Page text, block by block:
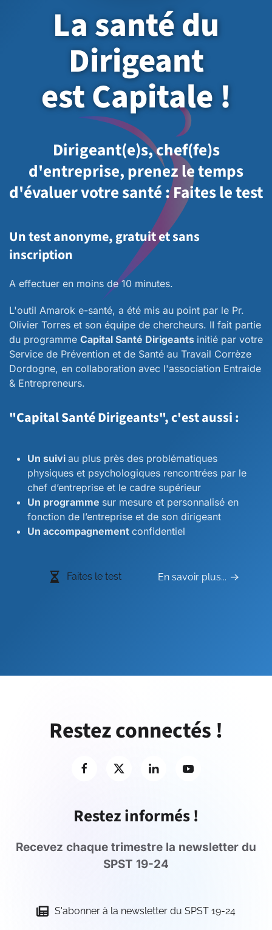
La santé du
Dirigeant
est Capitale !
Dirigeant(e)s, chef(fe)s
d'entreprise, prenez le temps
d'évaluer votre santé : Faites le test
Un test anonyme, gratuit et sans
inscription
A effectuer en moins de 10 minutes.
L'outil Amarok e-santé, a été mis au point par le Pr.
Olivier Torres et son équipe de chercheurs. II fait partie
du programme Capital Santé Dirigeants initié par votre
Service de Prévention et de Santé au Travail Corrèze
Dordogne, en collaboration avec l'association Entraide
& Entrepreneurs.
"Capital Santé Dirigeants", c'est aussi :
Un suivi au plus près des problématiques
physiques et psychologiques rencontrées par le
chef d’entreprise et le cadre supérieur
Un programme sur mesure et personnalisé en
fonction de l’entreprise et de son dirigeant
Un accompagnement confidentiel
Faites le test En savoir plus...
Restez connectés !
Restez informés !
Recevez chaque trimestre la newsletter du
SPST 19-24
S'abonner à la newsletter du SPST 19-24